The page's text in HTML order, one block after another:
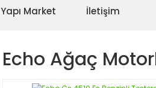
Yapı Market İletişim
Echo Ağaç